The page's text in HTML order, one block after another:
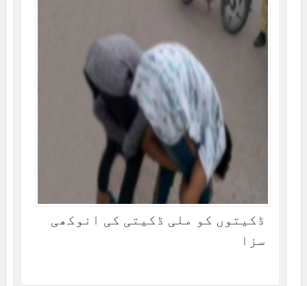
ڈکیتوں کو ملی ڈکیتی کی انوکھی
سزا